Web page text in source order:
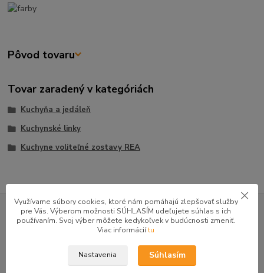
Pôvod tovaru
Tovar zaradený v kategóriách
Kuchyňa a jedáleň
Kuchynské linky
Kuchyne voliteľné zostavy REA
GOOGLE RECENZIE ZÁKAZNÍKOV
4.9★★★★★
Využívame súbory cookies, ktoré nám pomáhajú zlepšovať služby
pre Vás. Výberom možnosti SÚHLASÍM udeľujete súhlas s ich
používaním. Svoj výber môžete kedykoľvek v budúcnosti zmeniť.
Viac informáciítu
Nastavenia Súhlasím